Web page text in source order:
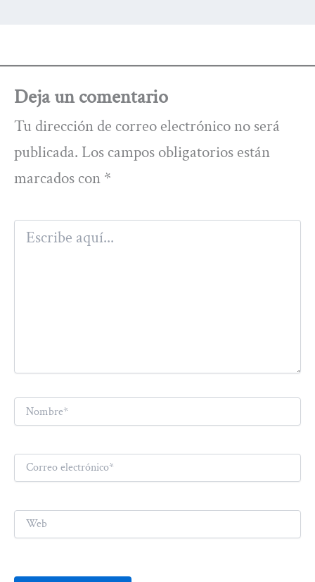
Deja un comentario
Tu dirección de correo electrónico no será
publicada. Los campos obligatorios están
marcados con *
Escribe
aquí...
Nombre*
Correo
electrónico*
Web